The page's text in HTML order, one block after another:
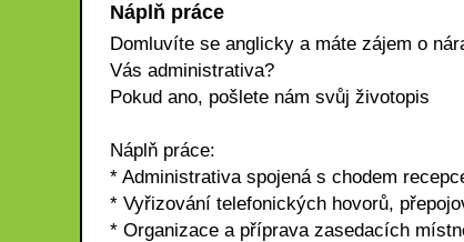
Náplň práce
Domluvíte se anglicky a máte zájem o
Vás administrativa?
Pokud ano, pošlete nám svůj životopis
Náplň práce:
* Administrativa spojená s chodem
* Vyřizování telefonických hovorů,
* Organizace a příprava zasedacích